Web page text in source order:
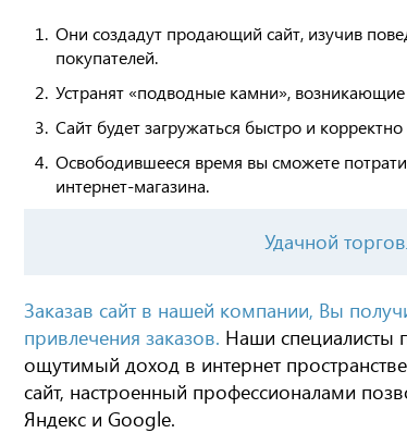
Они создадут продающий сайт, изучив
покупателей.
Устранят «подводные камни», возникающие
Сайт будет загружаться быстро и
Освободившееся время вы сможете
интернет-магазина.
Удачной
Заказав сайт в нашей компании, Вы
привлечения заказов. Наши специалисты
ощутимый доход в интернет
сайт, настроенный профессионалами
Яндекс и Google.